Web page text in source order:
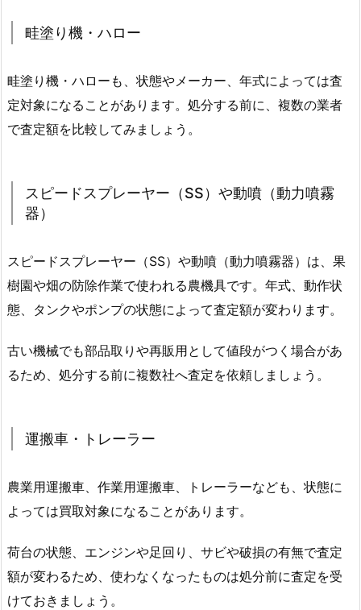
畦塗り機・ハロー
畦塗り機・ハローも、状態やメーカー、年式によっては査
定対象になることがあります。処分する前に、複数の業者
で査定額を比較してみましょう。
スピードスプレーヤー（SS）や動噴（動力噴霧
器）
スピードスプレーヤー（SS）や動噴（動力噴霧器）は、果
樹園や畑の防除作業で使われる農機具です。年式、動作状
態、タンクやポンプの状態によって査定額が変わります。
古い機械でも部品取りや再販用として値段がつく場合があ
るため、処分する前に複数社へ査定を依頼しましょう。
運搬車・トレーラー
農業用運搬車、作業用運搬車、トレーラーなども、状態に
よっては買取対象になることがあります。
荷台の状態、エンジンや足回り、サビや破損の有無で査定
額が変わるため、使わなくなったものは処分前に査定を受
けておきましょう。